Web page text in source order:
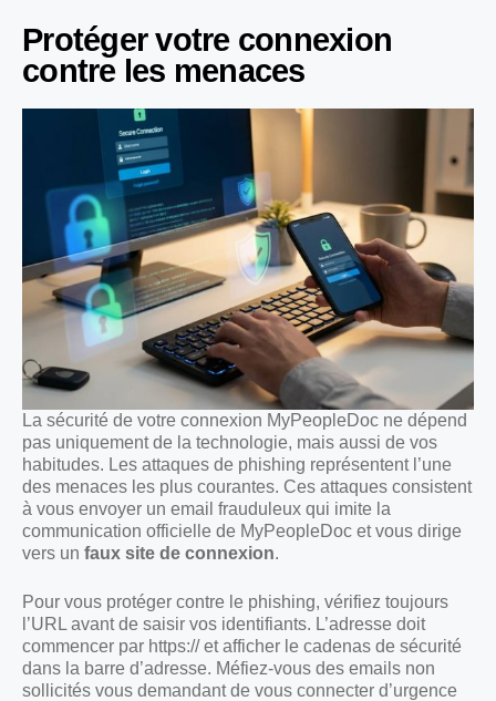
Protéger votre connexion
contre les menaces
La sécurité de votre connexion MyPeopleDoc ne dépend
pas uniquement de la technologie, mais aussi de vos
habitudes. Les attaques de phishing représentent l’une
des menaces les plus courantes. Ces attaques consistent
à vous envoyer un email frauduleux qui imite la
communication officielle de MyPeopleDoc et vous dirige
vers un faux site de connexion.
Pour vous protéger contre le phishing, vérifiez toujours
l’URL avant de saisir vos identifiants. L’adresse doit
commencer par https:// et afficher le cadenas de sécurité
dans la barre d’adresse. Méfiez-vous des emails non
sollicités vous demandant de vous connecter d’urgence